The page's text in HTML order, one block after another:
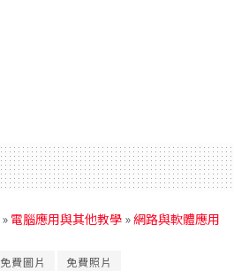
» 電腦應用與其他教學 »網路與軟體應用
免費圖片 免費照片